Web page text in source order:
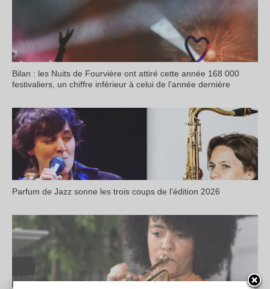
Bilan : les Nuits de Fourvière ont attiré cette année 168 000
festivaliers, un chiffre inférieur à celui de l’année dernière
Parfum de Jazz sonne les trois coups de l’édition 2026